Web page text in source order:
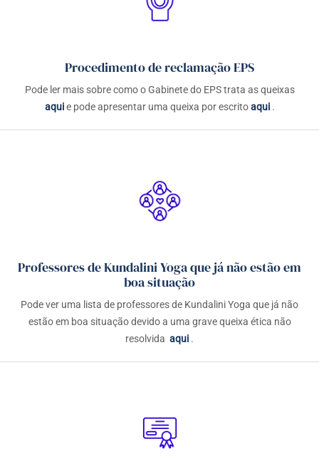
Procedimento de reclamação EPS
Pode ler mais sobre como o Gabinete do EPS trata as queixas
aqui e pode apresentar uma queixa por escritoaqui .
Professores de Kundalini Yoga que já não estão em
boa situação
Pode ver uma lista de professores de Kundalini Yoga que já não
estão em boa situação devido a uma grave queixa ética não
resolvida aqui .